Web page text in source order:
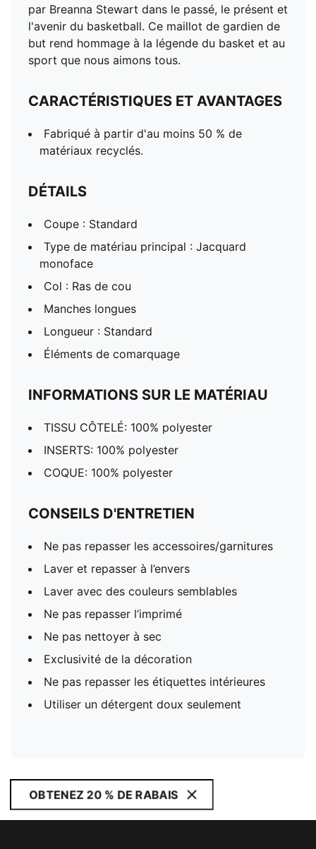
par Breanna Stewart dans le passé, le présent et
l'avenir du basketball. Ce maillot de gardien de
but rend hommage à la légende du basket et au
sport que nous aimons tous.
CARACTÉRISTIQUES ET AVANTAGES
Fabriqué à partir d'au moins 50 % de
matériaux recyclés.
DÉTAILS
Coupe : Standard
Type de matériau principal : Jacquard
monoface
Col : Ras de cou
Manches longues
Longueur : Standard
Éléments de comarquage
INFORMATIONS SUR LE MATÉRIAU
TISSU CÔTELÉ: 100% polyester
INSERTS: 100% polyester
COQUE: 100% polyester
CONSEILS D'ENTRETIEN
Ne pas repasser les accessoires/garnitures
Laver et repasser à l’envers
Laver avec des couleurs semblables
Ne pas repasser l’imprimé
Ne pas nettoyer à sec
Exclusivité de la décoration
Ne pas repasser les étiquettes intérieures
Utiliser un détergent doux seulement
OBTENEZ 20 % DE RABAIS